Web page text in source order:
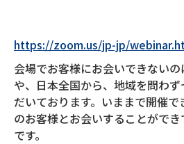
https://zoom.us/jp-jp/
会場でお客様にお会いできない
や、日本全国から、地域を問わ
だいております。いままで開催
のお客様とお会いすることがで
です。